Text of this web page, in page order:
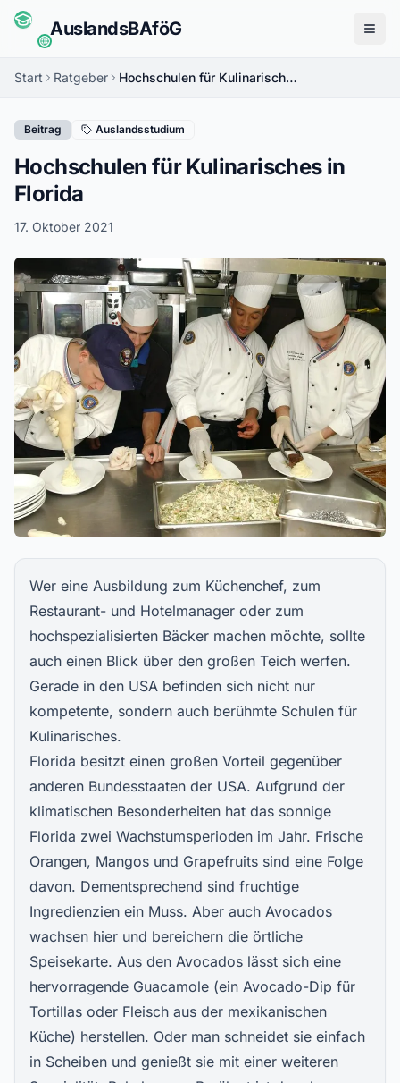
AuslandsBAföG
Start Ratgeber Hochschulen für Kulinarisches in Florida
Beitrag Auslandsstudium
Hochschulen für Kulinarisches in
Florida
17. Oktober 2021
Wer eine Ausbildung zum Küchenchef, zum
Restaurant- und Hotelmanager oder zum
hochspezialisierten Bäcker machen möchte, sollte
auch einen Blick über den großen Teich werfen.
Gerade in den USA befinden sich nicht nur
kompetente, sondern auch berühmte Schulen für
Kulinarisches.
Florida besitzt einen großen Vorteil gegenüber
anderen Bundesstaaten der USA. Aufgrund der
klimatischen Besonderheiten hat das sonnige
Florida zwei Wachstumsperioden im Jahr. Frische
Orangen, Mangos und Grapefruits sind eine Folge
davon. Dementsprechend sind fruchtige
Ingredienzien ein Muss. Aber auch Avocados
wachsen hier und bereichern die örtliche
Speisekarte. Aus den Avocados lässt sich eine
hervorragende Guacamole (ein Avocado-Dip für
Tortillas oder Fleisch aus der mexikanischen
Küche) herstellen. Oder man schneidet sie einfach
in Scheiben und genießt sie mit einer weiteren